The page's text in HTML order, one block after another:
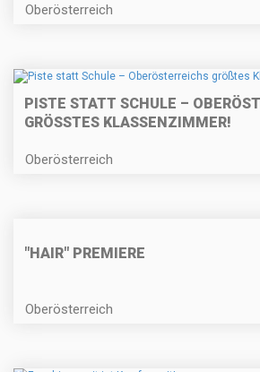
Oberösterreich
PISTE STATT SCHULE –
GRÖSSTES KLASSENZIMMER!
Oberösterreich
"HAIR" PREMIERE
Oberösterreich